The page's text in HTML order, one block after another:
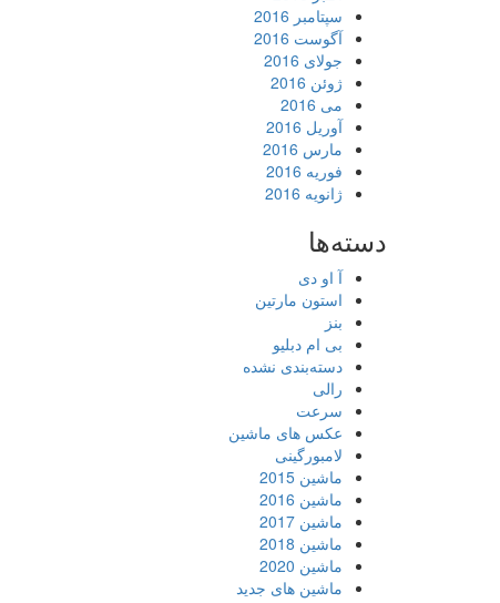
سپتامبر 2016
آگوست 2016
جولای 2016
ژوئن 2016
می 2016
آوریل 2016
مارس 2016
فوریه 2016
ژانویه 2016
دسته‌ها
آ او دی
استون مارتین
بنز
بی ام دبلیو
دسته‌بندی نشده
رالی
سرعت
عکس های ماشین
لامبورگینی
ماشین 2015
ماشین 2016
ماشین 2017
ماشین 2018
ماشین 2020
ماشین های جدید